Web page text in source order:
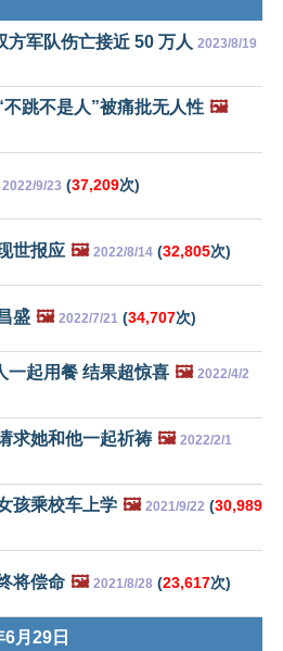
方军队伤亡接近 50 万人 2023/8/19
跳不是人”被痛批无人性 🖼️
2022/9/23 (37,209次)
世报应 🖼️ 2022/8/14 (32,805次)
盛 🖼️ 2022/7/21 (34,707次)
一起用餐 结果超惊喜 🖼️ 2022/4/2
求她和他一起祈祷 🖼️ 2022/2/1
孩乘校车上学 🖼️ 2021/9/22 (30,989
将偿命 🖼️ 2021/8/28 (23,617次)
月29日